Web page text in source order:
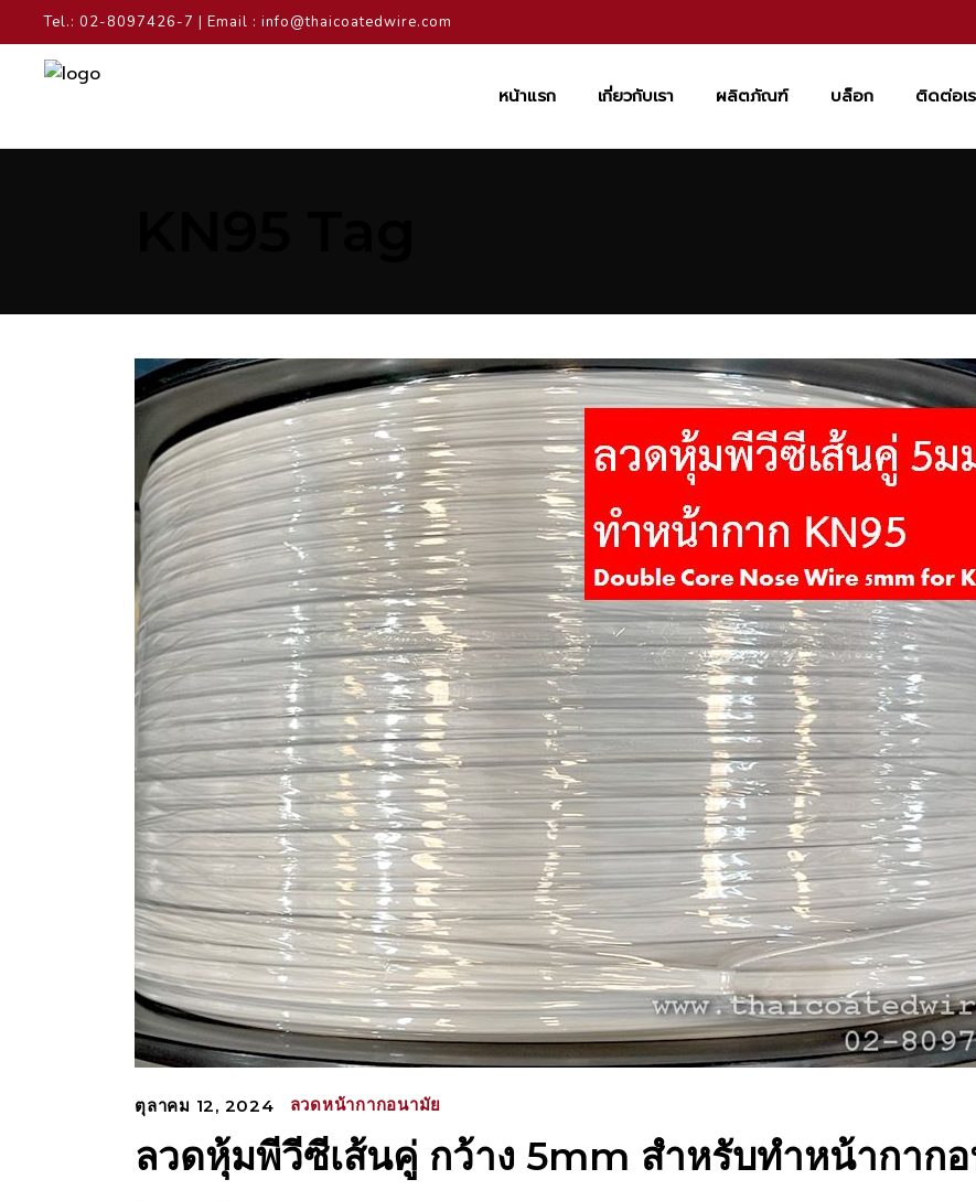
Tel.: 02-8097426-7 | Email : info@thaicoatedwire.com
หน้าแรก เกี่ยวกับเรา ผลิตภัณฑ์ บล็อก ติดต่อเ
ตุลาคม 12, 2024 ลวดหน้ากากอนามัย
ลวดหุ้มพีวีซีเส้นคู่ กว้าง 5mm สำหรับทำหน้ากาก